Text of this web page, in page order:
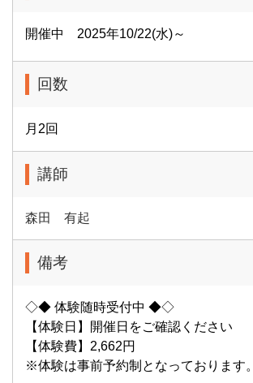
開催中 2025年10/22(水)～
回数
月2回
講師
森田 有起
備考
◇◆ 体験随時受付中 ◆◇
【体験日】開催日をご確認ください
【体験費】2,662円
※体験は事前予約制となっております。